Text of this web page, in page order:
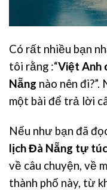
Có rất nhiều bạn
tôi rằng :“Việt Anh
Nẵng nào nên
một bài để trả lời
Nếu như bạn đã
lịch Đà Nẵng tự túc
về câu chuyện, về
thành phố này, từ